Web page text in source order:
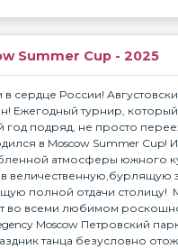
Summer Cup - 2025
в сердце России!⁣
⁣Ежегодный турнир,
год подряд, не просто
в Moscow Summer Cup!⁣
атмосферы южного
величественную,бурлящую
полной отдачи столицу!
во всеми любимом
Moscow Петровский
танца безусловно